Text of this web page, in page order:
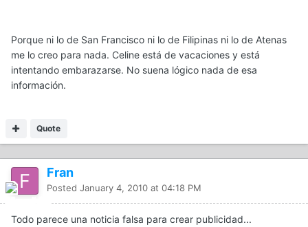
Porque ni lo de San Francisco ni lo de Filipinas ni lo de Atenas
me lo creo para nada. Celine está de vacaciones y está
intentando embarazarse. No suena lógico nada de esa
información.
Quote
Fran
Posted January 4, 2010 at 04:18 PM
Todo parece una noticia falsa para crear publicidad...